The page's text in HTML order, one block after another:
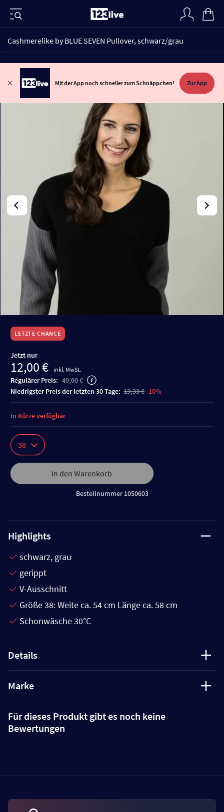
Cashmerelike by BLUE SEVEN Pullover, schwarz/grau
Mit der App noch schneller zum Schnäppchen! Zur App
LETZTE CHANCE
Jetzt nur
12,00 € inkl. MwSt.
Regulärer Preis: 49,00 €
niedrigster Preis der letzten 30 Tage: 13,33 €-10%
38
In den Warenkorb
Bestellnummer 1050603
In Kürze verfügbar
Highlights
schwarz, grau
gerippt
V-Ausschnitt
Größe 38: Weite ca. 54 cm Länge ca. 58 cm
Schonwäsche 30°C
Details
Marke
Für dieses Produkt gibt es noch keine
Bewertungen